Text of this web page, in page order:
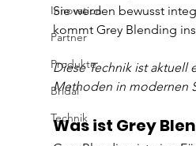
Innovation
Partner
Produkte
Bridal
Technik
Sie werden bewusst
kommt Grey Blending
Diese Technik ist aktuell
Methoden in modernen
Was ist Grey